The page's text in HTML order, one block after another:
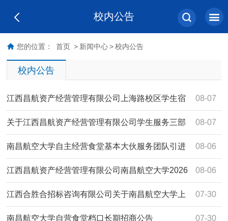
校内公告
您的位置： 首页 > 新闻中心 > 校内公告
校内公告
08-07
江西昌航资产经营管理有限公司上海路校区学生宿
舍空调采购安装项目（项目编号：JXMT20260710B-03）竞
争性磋商成交公告
08-07
关于江西昌航资产经营管理有限公司学生服务三部
外围108号便利店项目（项目编号：JXYL2026-J0436）竞
价采购公告
08-06
南昌航空大学自主经营食堂基本大伙服务团队引进
项目公开比选结果公告 08-06
江西昌航资产经营管理有限公司南昌航空大学2026
年上海路校区改造学生宿舍热水配套服务建设项目(项目编号
JXAL2026-F268)磋商比选成交结果公告
07-30
江西合胜合招标咨询有限公司关于南昌航空大学上
海路学生食堂二楼桌椅采购项目（项目编号 07-30
南昌航空大学自营食堂档口长期招商公告